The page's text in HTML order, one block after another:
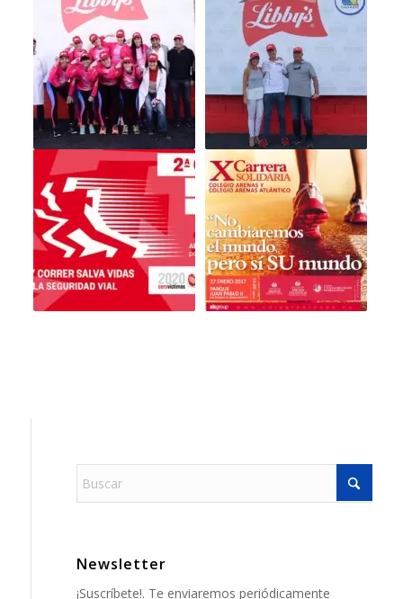
Newsletter
¡Suscríbete!. Te enviaremos periódicamente